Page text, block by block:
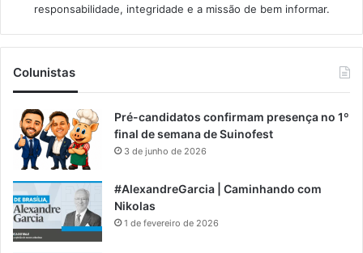
responsabilidade, integridade e a missão de bem informar.​
Colunistas
Pré-candidatos confirmam presença no 1º
final de semana de Suinofest
3 de junho de 2026
#AlexandreGarcia | Caminhando com
Nikolas
1 de fevereiro de 2026